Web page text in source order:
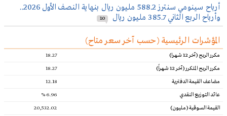
أرباح سينومي سنترز 588.2 مليون ريال بنهاية النصف الأول 2026..
وأرباح الربع الثاني 385.7 مليون ريال
10
المؤشرات الرئيسية (حسب آخر سعر متاح)‎
مكرر الربح (آخر 12 شهرا)
18.27
مكرر الربح المتكرر (آخر 12 شهراً)
18.27
مضاعف القيمة الدفترية
12.18
عائد التوزيع النقدي
6.96 %
القيمة السوقية (مليون)
20,532.02